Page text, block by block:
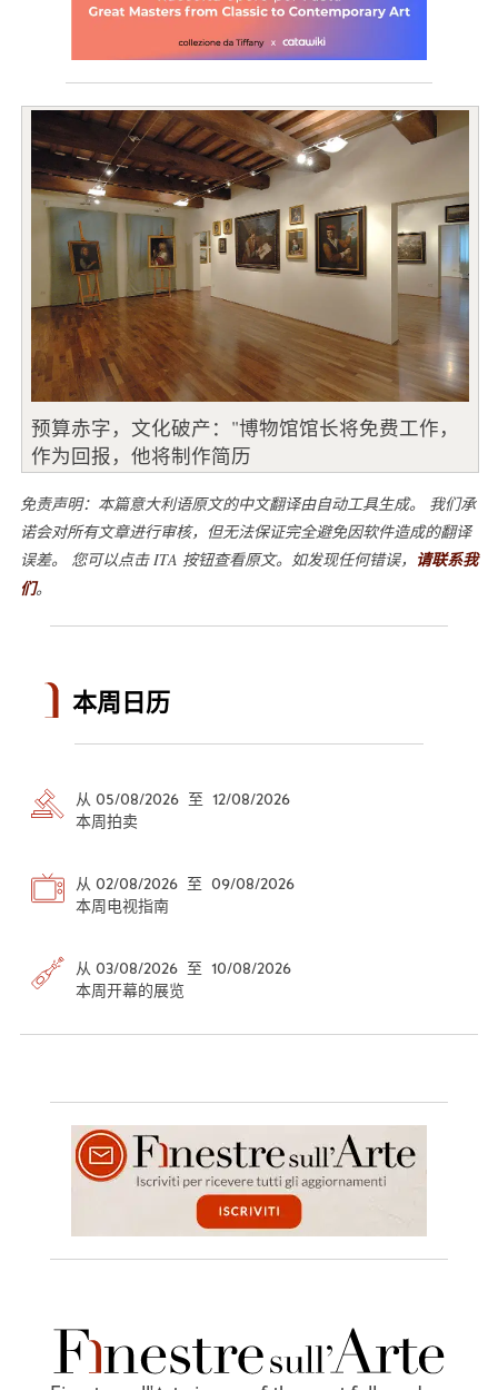
预算赤字，文化破产："博物馆馆长将免费工作，
作为回报，他将制作简历
免责声明：本篇意大利语原文的中文翻译由自动工具生成。 我们承
诺会对所有文章进行审核，但无法保证完全避免因软件造成的翻译
误差。 您可以点击 ITA 按钮查看原文。如发现任何错误， 请联系我
们。
本周日历
从 05/08/2026 至 12/08/2026
本周拍卖
从 02/08/2026 至 09/08/2026
本周电视指南
从 03/08/2026 至 10/08/2026
本周开幕的展览